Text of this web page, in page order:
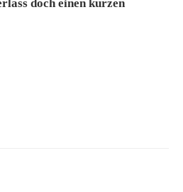
doch einen kurzen